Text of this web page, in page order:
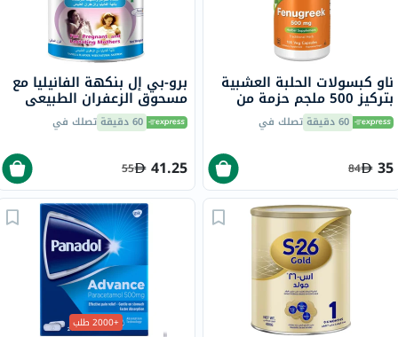
ناو كبسولات الحلبة العشبية
بتركيز 500 ملجم حزمة من
100 60 دقيقة تصلك في
35
84
برو-بي إل بنكهة الفانيليا مع
مسحوق الزعفران الطبيعي
400 جرام 60 دقيقة تصلك في
41.25
55
+2000 طلب